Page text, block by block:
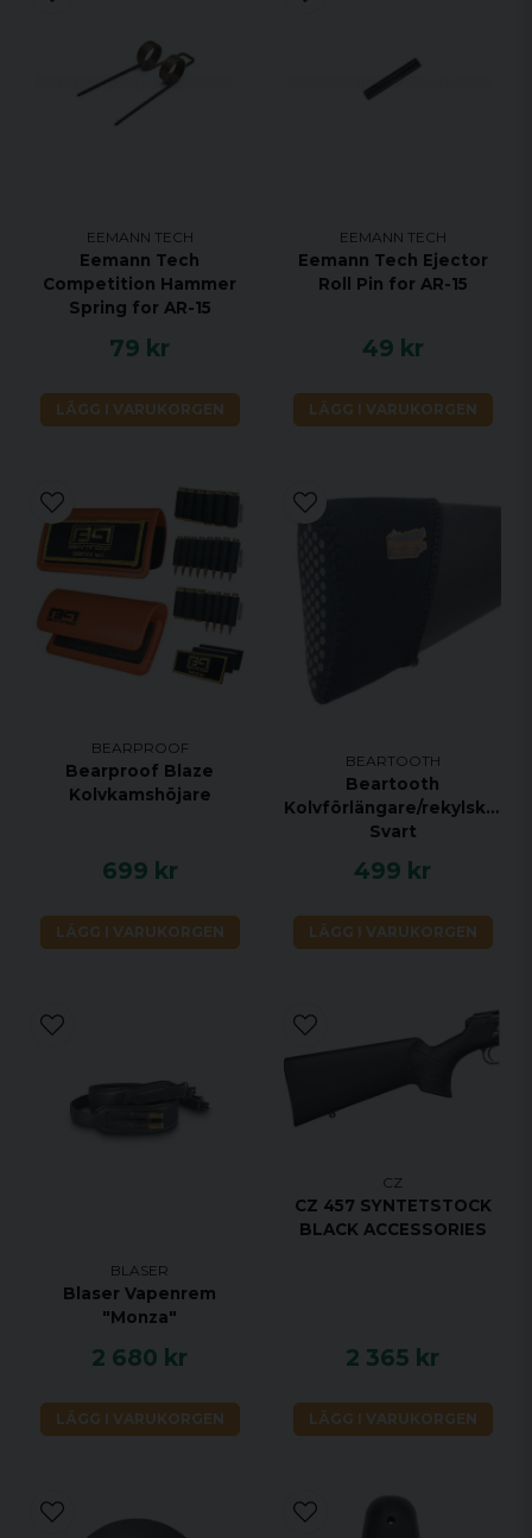
EEMANN TECH
Eemann Tech
Competition Hammer
Spring for AR-15
79 kr
LÄGG I VARUKORGEN
EEMANN TECH
Eemann Tech Ejector
Roll Pin for AR-15
49 kr
LÄGG I VARUKORGEN
BEARPROOF
Bearproof Blaze
Kolvkamshöjare
699 kr
LÄGG I VARUKORGEN
BEARTOOTH
Beartooth
Kolvförlängare/rekylskydd,
Svart
499 kr
LÄGG I VARUKORGEN
BLASER
Blaser Vapenrem
"Monza"
2 680 kr
LÄGG I VARUKORGEN
CZ
CZ 457 SYNTETSTOCK
BLACK ACCESSORIES
2 365 kr
LÄGG I VARUKORGEN